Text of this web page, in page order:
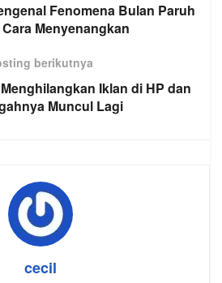
Fenomena Bulan Paruh
Menyenangkan
berikutnya
Iklan di HP dan
Muncul Lagi
cecil